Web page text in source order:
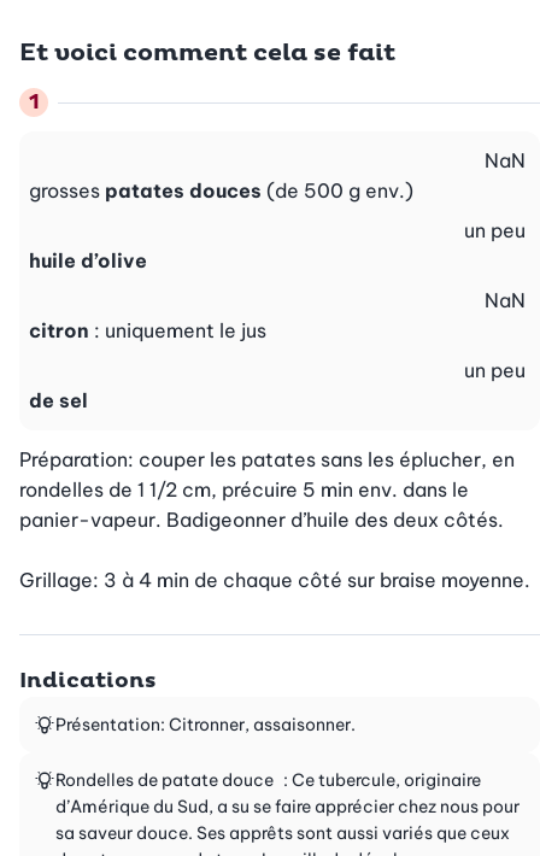
Et voici comment cela se fait
grosses patates douces (de 500 g env.)
NaN
huile d’olive
un peu
citron : uniquement le jus
NaN
de sel
un peu
Préparation: couper les patates sans les éplucher, en
rondelles de 1 1/2 cm, précuire 5 min env. dans le
panier-vapeur. Badigeonner d’huile des deux côtés.
Grillage: 3 à 4 min de chaque côté sur braise moyenne.
Indications
Présentation: Citronner, assaisonner.
Rondelles de patate douce : Ce tubercule, originaire
d’Amérique du Sud, a su se faire apprécier chez nous pour
sa saveur douce. Ses apprêts sont aussi variés que ceux